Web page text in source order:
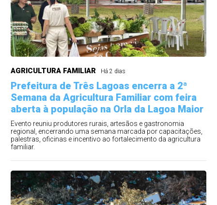
AGRICULTURA FAMILIAR Há 2 dias
Prefeitura de Três Lagoas encerra a 2ª
Semana da Agricultura Familiar com feira
aberta à população na Orla da Lagoa Maior
Evento reuniu produtores rurais, artesãos e gastronomia
regional, encerrando uma semana marcada por capacitações,
palestras, oficinas e incentivo ao fortalecimento da agricultura
familiar.